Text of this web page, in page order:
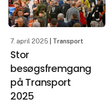
7. april 2025 | Transport
Stor
besøgsfremgang
på Transport
2025